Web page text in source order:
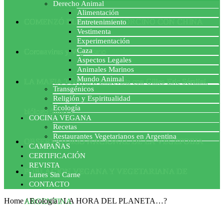
COMENZÓ EL ACUERDO PORCINO CON CHINA
Coronavirus y Veganismo
LA MAFIA TÓXICA: Entrevista con Gilles-Eric Séralini,
biólogo francés
OBSERVATORIO NACIONAL DE LA VEGEFOBIA
POBLACION VEGANA Y VEGETARIANA DE
ARGENTINA
Derecho Animal
Alimentación
Entretenimiento
Vestimenta
Experimentación
Caza
Aspectos Legales
Animales Marinos
Mundo Animal
Transgénicos
Religión y Espiritualidad
Ecología
COCINA VEGANA
Recetas
Restaurantes Vegetarianos en Argentina
CAMPAÑAS
CERTIFICACIÓN
REVISTA
Lunes Sin Carne
CONTACTO
Home/Ecología/LA HORA DEL PLANETA…?